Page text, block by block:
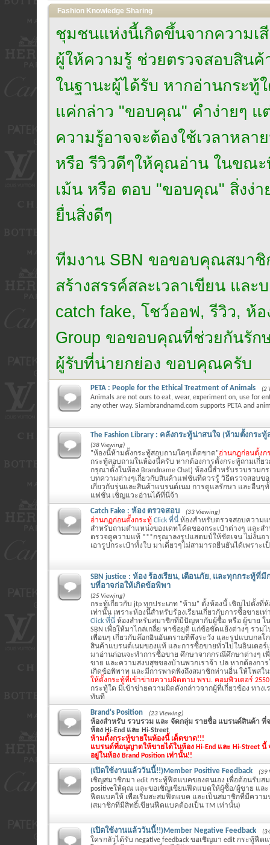
Fashion Knowledge Sharing
ชุมชนแห่งนี้เกิดขึ้นจากความเ
ผู้ให้ความรู้ ช่วยตรวจสอบสิน
ในฐานะผู้ได้รับ หากอ่านกระทู้
แค่กล่าว "ขอบคุณ" คำง่ายๆ แ
ความรู้อาจจะต้องใช้เวลาหล
หรือ รีวิวดีๆให้คุณอ่าน ในขณะ
เม้น หรือ ตอบ "ขอบคุณ" สิ่งง่า
ยื่นสิ่งดีๆ
ทีมงาน SBN ขอขอบคุณสมาชิ
สร้างสรรค์สละเวลาเขียน และ
catch fake, โชว์ออฟ, รีวิว, ห้
Group ขอขอบคุณที่ช่วยกันรัก
ผู้รับที่น่ายกย่อง ขอบคุณครับ
PETA : People for the Ethical Treatment of Animals (2
Animals are not ours to eat, wear, experiment on, use for
any other way. Siambrandnamd.com supports PETA and
The Fashion Library : คลังกระทู้น่าสนใจ (ห้ามตั้งกระ
(38 Viewing)
"ห้องนี้ห้ามตั้งกระทู้สอบถามใดๆเด็ดขาด"อ่านกฏก่อนตั้งก
กระทู้สอบถามในห้องนี้ครับ หากต้องการตั้งกระทู้ถามเกี่ย
กรุณาตั้งในห้อง Brandname Chat) ห้องนี้สำหรับรวบรวมก
บทความต่างๆเกี่ยวกับสินค้าแฟชั่นที่ควรรู้ วิธีตรวจสอบข
เกี่ยวกับรุ่นและสินค้าแบรนด์เนม การดูแลรักษา และอื่นๆ
แฟชั่น เชิญแวะอ่านได้ที่นี่จ้า
Catch Fake : ห้อง ตรวจสอบ (33 Viewing)
อ่านกฏก่อนตั้งกระทู้ Click ที่นี่ ห้องสำหรับตรวจสอบความ
สำหรับถามตำแหน่งของเดทโค้ดของกระเป๋าต่างๆ และสำ
ตรวจดูความแท้ ***กรุณาลงรูปแสตมป์ให้ชัดเจน ไม่งั้นอ
เอารูปกระเป๋าทั้งใบ มาเดี่ยวๆไม่สามารถยืนยันได้เพราะ
SBN justice : ห้อง ร้องเรียน, เตือนภัย, และทุกกระทู้ที่
บที่อาจก่อให้เกิดข้อพิพา
(25 Viewing)
กระทู้เกี่ยวกับ jtp ทุกประเภท "ห้าม" ตั้งห้องนี้ เชิญไปตั้งที่ห้อ
เท่านั้น เพราะห้องนี้สำหรับร้องเรียนเกี่ยวกับการซื้อขายเท่
Click ที่นี่ ห้องสำหรับสมาชิกที่มีปัญหากับผู้ซื้อ หรือ ผู้ขาย ใ
SBN เพื่อให้มาไกล่เกลี่ย หาข้อยุติ แก่ข้อขัดแย้งต่างๆ รวม
เพื่อนๆ เกี่ยวกับล๊อกอินอันตรายที่พึงระวัง และรูปแบบกลโ
สินค้าแบรนด์เนมของแท้ และการซื้อขายทั่วไปในอินเตอร์
มาอ่านก่อนจะทำการซื้อขาย ศึกษาจากกรณีศึกษาต่างๆ เ
ขาย และความสงบสุขของบ้านพวกเราจ้า ปล หากต้องกา
เกิดข้อพิพาท และมีการพาดพิงถึงสมาชิกท่านอื่น ให้โพสใ
ให้ตั้งกระทู้ที่เข้าข่ายความผิดตาม พรบ. คอมพิวเตอร์
กระทู้ใด มีเข้าข่ายความผิดดังกล่าวจากผู้ที่เกี่ยวข้อง ทาง
ทันที
Brand's Position (23 Viewing)
ห้องสำหรับ รวบรวม และ จัดกลุ่ม รายชื่อ แบรนด์สินค้า ที่
ห้อง Hi-End และ Hi-Street
ห้ามตั้งกระทู้ขายในห้องนี้ เด็ดขาด!!!
แบรนด์ที่อนุญาตให้ขายได้ในห้อง Hi-End และ Hi-Street
อยู่ในห้อง Brand Position เท่านั้น!!
(เปิดใช้งานแล้ววันนี้!!)Member Positive Feedback (39
เชิญสมาชิกมา edit กระทู้ฟีดแบคของตนเอง เพื่อต้อนรับส
positiveให้คุณ และขอเชิญเขียนฟีดแบคให้ผู้ซื้อ/ผู้ขาย แล
ฟีดแบคให้ เพื่อเริ่มสะสมฟีดแบค และเป็นสมาชิกที่มีความ
(สมาชิกที่มีสิทธิ์เขียนฟีดแบคต้องเป็น TM เท่านั้น)
(เปิดใช้งานแล้ววันนี้!!)Member Negative Feedback
ใครกลัวได้รับ negative feedback ขอเชิญมา edit กระทู้ฟีด